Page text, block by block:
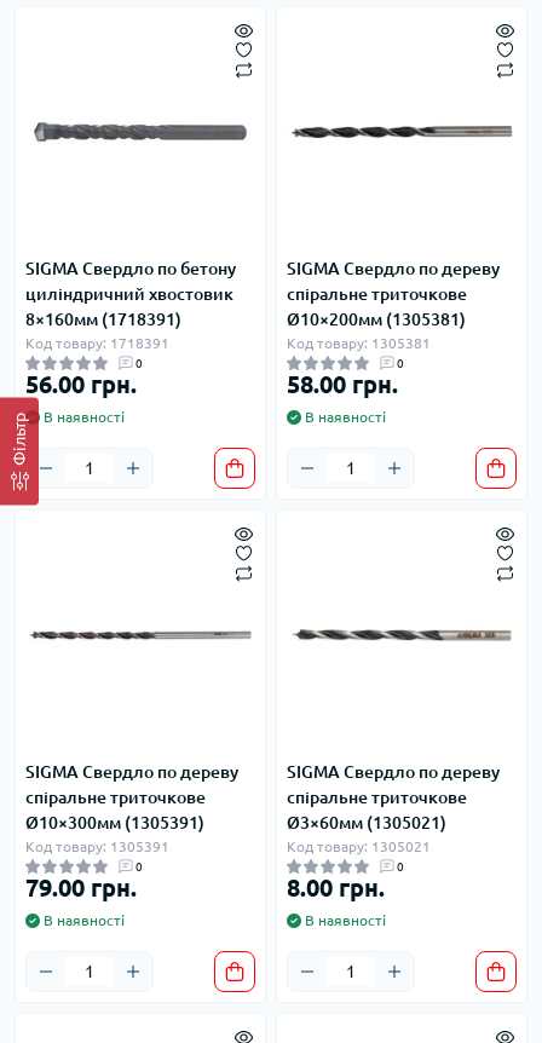
Фільтр
SIGMA Свердло по бетону
циліндричний хвостовик
8×160мм (1718391)
Код товару: 1718391
0
56.00 грн.
В наявності
SIGMA Свердло по дереву
спіральне триточкове
Ø10×200мм (1305381)
Код товару: 1305381
0
58.00 грн.
В наявності
SIGMA Свердло по дереву
спіральне триточкове
Ø10×300мм (1305391)
Код товару: 1305391
0
79.00 грн.
В наявності
SIGMA Свердло по дереву
спіральне триточкове
Ø3×60мм (1305021)
Код товару: 1305021
0
8.00 грн.
В наявності